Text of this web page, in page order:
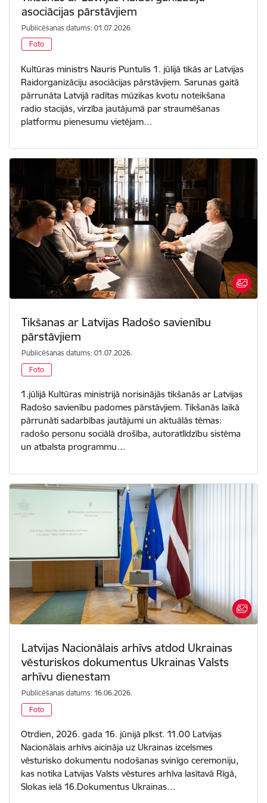
asociācijas pārstāvjiem
Publicēšanas datums: 01.07.2026.
Foto
Kultūras ministrs Nauris Puntulis 1. jūlijā tikās ar Latvijas
Raidorganizāciju asociācijas pārstāvjiem. Sarunas gaitā
pārrunāta Latvijā radītas mūzikas kvotu noteikšana
radio stacijās, virzība jautājumā par straumēšanas
platformu pienesumu vietējam…
Tikšanas ar Latvijas Radošo savienību
pārstāvjiem
Publicēšanas datums: 01.07.2026.
Foto
1.jūlijā Kultūras ministrijā norisinājās tikšanās ar Latvijas
Radošo savienību padomes pārstāvjiem. Tikšanās laikā
pārrunāti sadarbības jautājumi un aktuālās tēmas:
radošo personu sociālā drošība, autoratlīdzību sistēma
un atbalsta programmu…
Latvijas Nacionālais arhīvs atdod Ukrainas
vēsturiskos dokumentus Ukrainas Valsts
arhīvu dienestam
Publicēšanas datums: 16.06.2026.
Foto
Otrdien, 2026. gada 16. jūnijā plkst. 11.00 Latvijas
Nacionālais arhīvs aicināja uz Ukrainas izcelsmes
vēsturisko dokumentu nodošanas svinīgo ceremoniju,
kas notika Latvijas Valsts vēstures arhīva lasītavā Rīgā,
Slokas ielā 16.Dokumentus Ukrainas…